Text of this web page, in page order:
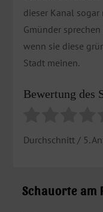
dieser Kanal
Gmünder sprechen
wenn sie diese
Stadt meinen.
Bewertung des
Durchschnitt / 5.
Schauorte am